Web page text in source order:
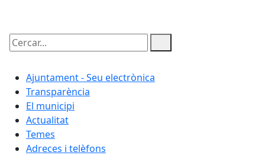
Cercar:
Ajuntament - Seu electrònica
Transparència
El municipi
Actualitat
Temes
Adreces i telèfons